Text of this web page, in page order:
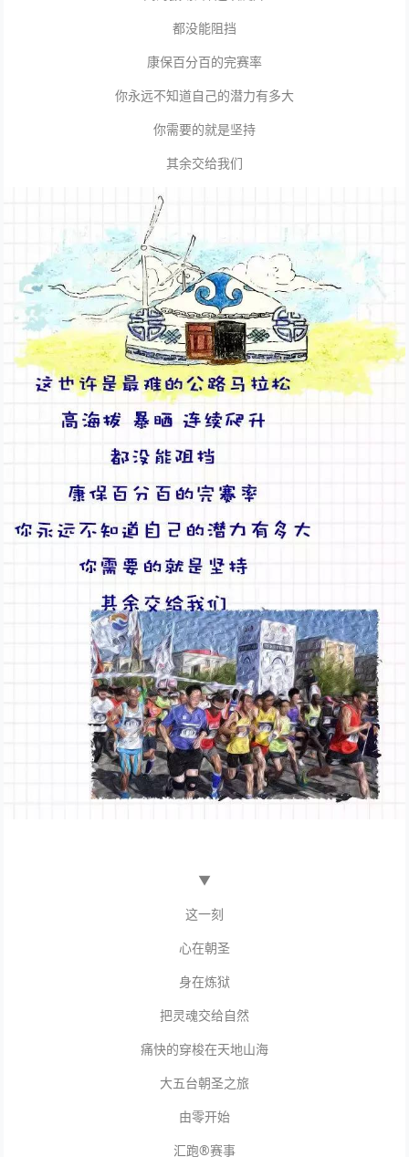
都没能阻挡
康保百分百的完赛率
你永远不知道自己的潜力有多大
你需要的就是坚持
其余交给我们
▼
这一刻
心在朝圣
身在炼狱
把灵魂交给自然
痛快的穿梭在天地山海
大五台朝圣之旅
由零开始
汇跑®赛事